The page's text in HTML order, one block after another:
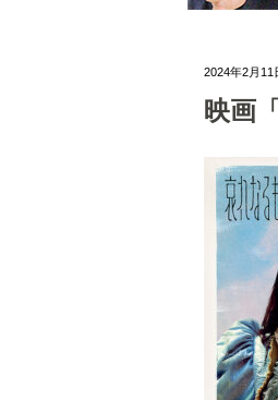
2024年2月11
映画